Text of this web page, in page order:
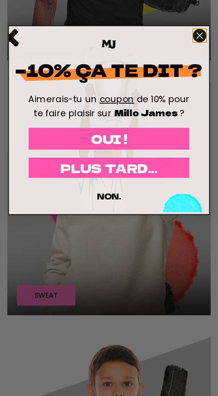
SWEAT
Aimerais-tu un coupon de 10% pour
te faire plaisir sur Millo James?
OUI !
PLUS TARD...
NON.